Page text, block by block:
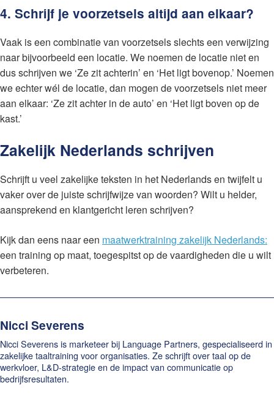
4. Schrijf je voorzetsels altijd aan elkaar?
Vaak is een combinatie van voorzetsels slechts een verwijzing
naar bijvoorbeeld een locatie. We noemen de locatie niet en
dus schrijven we ‘Ze zit achterin’ en ‘Het ligt bovenop.’ Noemen
we echter wél de locatie, dan mogen de voorzetsels niet meer
aan elkaar: ‘Ze zit achter in de auto’ en ‘Het ligt boven op de
kast.’
Zakelijk Nederlands schrijven
Schrijft u veel zakelijke teksten in het Nederlands en twijfelt u
vaker over de juiste schrijfwijze van woorden? Wilt u helder,
aansprekend en klantgericht leren schrijven?
Kijk dan eens naar een maatwerktraining zakelijk Nederlands:
een training op maat, toegespitst op de vaardigheden die u wilt
verbeteren.
Nicci Severens
Nicci Severens is marketeer bij Language Partners, gespecialiseerd in
zakelijke taaltraining voor organisaties. Ze schrijft over taal op de
werkvloer, L&D-strategie en de impact van communicatie op
bedrijfsresultaten.